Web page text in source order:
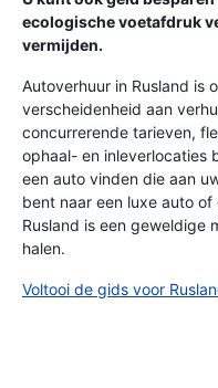
ecologische voetafdruk
vermijden.
Autoverhuur in Rusland is
verscheidenheid aan
concurrerende tarieven,
ophaal- en inleverlocaties
een auto vinden die aan
bent naar een luxe auto of
Rusland is een geweldige
halen.
Voltooi de gids voor